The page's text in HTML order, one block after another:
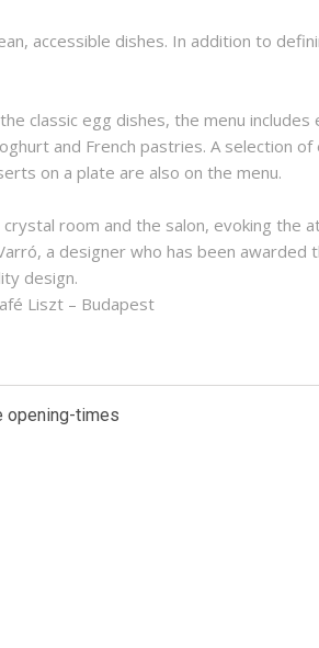
accessible dishes. In addition to
classic egg dishes, the menu includes
and French pastries. A selection
on a plate are also on the menu.
room and the salon, evoking the
a designer who has been awarded
design.
Liszt – Budapest
opening-times